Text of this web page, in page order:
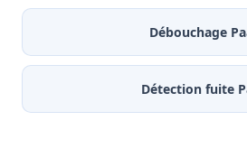
Débouchage
Détection fuite